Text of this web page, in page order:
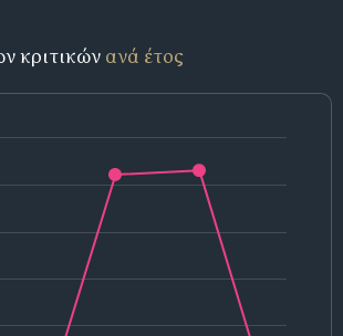
κριτικών ανά έτος